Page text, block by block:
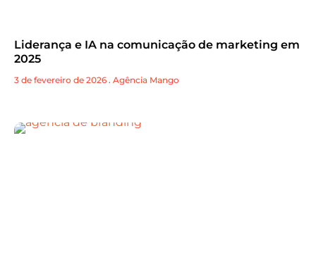
Liderança e IA na comunicação de marketing em
2025
3 de fevereiro de 2026 . Agência Mango